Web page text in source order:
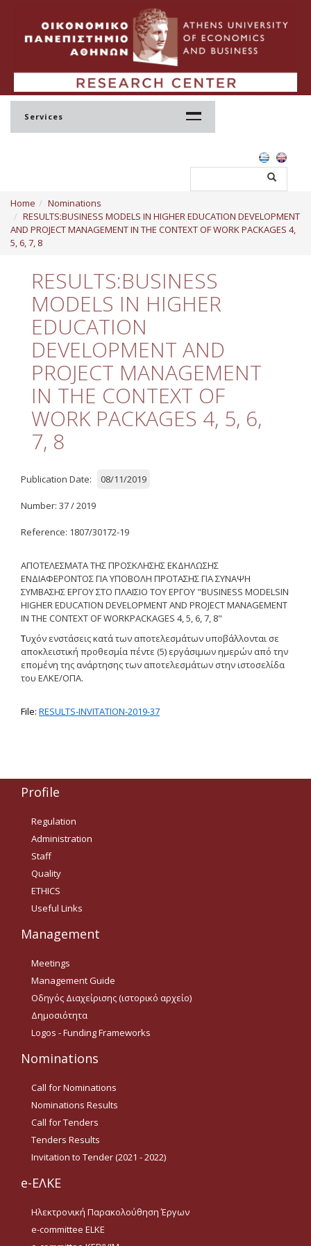
Services
Profile
Regulation
Staff
Quality
ETHICS
Useful Links
Management
Meetings
(ιστορικό αρχείο)
Δημοσιότητα
Frameworks
Δημοσιότητα Έργων
Ε.Σ.Π.Α. (2007-2013)
Δημοσιότητα Έργων
Ε.Σ.Π.Α. (2014-2020)
ΕΠ Ανάπτυξη Ανθρώπινου
Διά Βίου Μάθηση
ΕΡΓΑ ΕΣΠΑ 2014-2020
ΕΛ.ΙΔ.Ε.Κ. Μεταδιδάκτορες
Guidelines
Οδηγίες για προμήθεια
με βάση τον Ν.4957/2022
Οδηγίες με βάση τον
Ν.4957/2022
Guidelines Archive
News
Nominations
Call for Nominations
Nominations Results
Home
Nominations
RESULTS:BUSINESS MODELS IN HIGHER EDUCATION DEVELOPMENT
AND PROJECT MANAGEMENT IN THE CONTEXT OF WORK PACKAGES 4,
5, 6, 7, 8
RESULTS:BUSINESS
MODELS IN HIGHER
EDUCATION
DEVELOPMENT AND
PROJECT MANAGEMENT
IN THE CONTEXT OF
WORK PACKAGES 4, 5, 6,
7, 8
Publication Date: 08/11/2019
Number: 37 / 2019
Reference: 1807/30172-19
ΑΠΟΤΕΛΕΣΜΑΤΑ ΤΗΣ ΠΡΟΣΚΛΗΣΗΣ ΕΚΔΗΛΩΣΗΣ
ΕΝΔΙΑΦΕΡΟΝΤΟΣ ΓΙΑ ΥΠΟΒΟΛΗ ΠΡΟΤΑΣΗΣ ΓΙΑ ΣΥΝΑΨΗ
ΣΥΜΒΑΣΗΣ ΕΡΓΟΥΣΤΟ ΠΛΑΙΣΙΟ ΤΟΥΕΡΓΟΥ "BUSINESS MODELSIN
HIGHER EDUCATION DEVELOPMENT AND PROJECT MANAGEMENT
IN THE CONTEXT OF WORKPACKAGES 4, 5, 6, 7, 8"
Τυχόν ενστάσεις κατά των αποτελεσμάτων υποβάλλονται σε
αποκλειστική προθεσμία πέντε (5) εργάσιμων ημερών από την
επομένη της ανάρτησης των αποτελεσμάτων στην ιστοσελίδα
του ΕΛΚΕ/ΟΠΑ.
File: RESULTS-INVITATION-2019-37
Profile
Regulation
Administration
Staff
Quality
ETHICS
Useful Links
Management
Meetings
Management Guide
Οδηγός Διαχείρισης (ιστορικό αρχείο)
Δημοσιότητα
Logos - Funding Frameworks
Nominations
Call for Nominations
Nominations Results
Call for Tenders
Tenders Results
Invitation to Tender (2021 - 2022)
e-ΕΛΚΕ
Ηλεκτρονική Παρακολούθηση Έργων
e-committee ELKE